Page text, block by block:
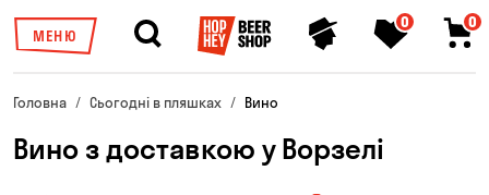
МЕНЮ
0 0
Головна Сьогодні в пляшках Вино
Вино з доставкою у Ворзелі